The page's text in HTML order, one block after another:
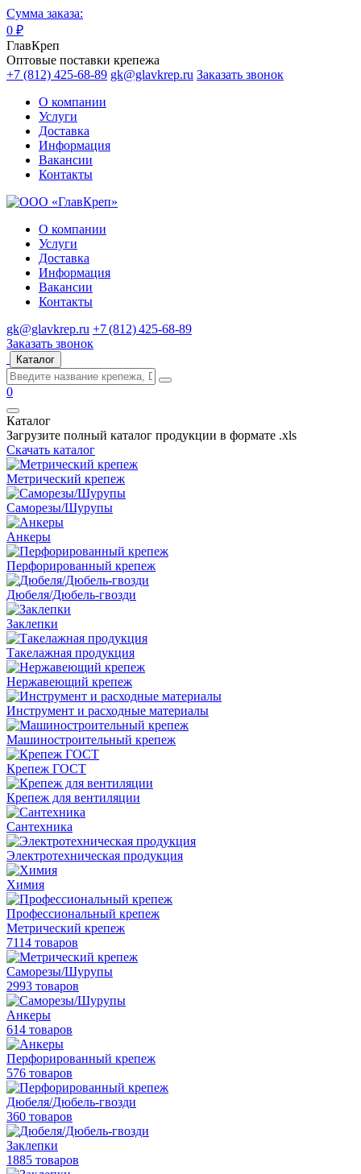
Сумма заказа:
0 ₽
ГлавКреп
Оптовые поставки крепежа
+7 (812) 425-68-89 gk@glavkrep.ru Заказать звонок
О компании
Услуги
Доставка
Информация
Вакансии
Контакты
О компании
Услуги
Доставка
Информация
Вакансии
Контакты
gk@glavkrep.ru +7 (812) 425-68-89
Заказать звонок
Каталог
0
Каталог
Загрузите полный каталог продукции в формате .xls
Скачать каталог
Метрический крепеж
Саморезы/Шурупы
Анкеры
Перфорированный крепеж
Дюбеля/Дюбель-гвозди
Заклепки
Такелажная продукция
Нержавеющий крепеж
Инструмент и расходные материалы
Машиностроительный крепеж
Крепеж ГОСТ
Крепеж для вентиляции
Сантехника
Электротехническая продукция
Химия
Профессиональный крепеж
Метрический крепеж
7114 товаров
Саморезы/Шурупы
2993 товаров
Анкеры
614 товаров
Перфорированный крепеж
576 товаров
Дюбеля/Дюбель-гвозди
360 товаров
Заклепки
1885 товаров